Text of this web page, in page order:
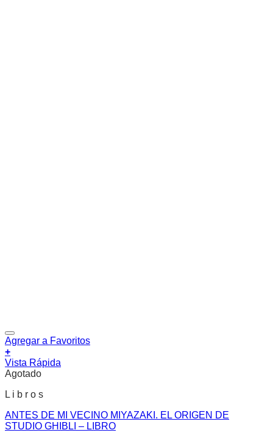
Agregar a Favoritos
+
Vista Rápida
Agotado
L i b r o s
ANTES DE MI VECINO MIYAZAKI. EL ORIGEN DE
STUDIO GHIBLI – LIBRO